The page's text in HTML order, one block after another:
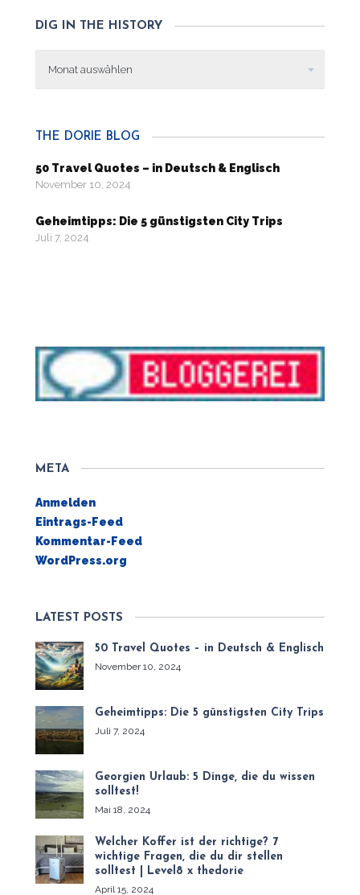
DIG IN THE HISTORY
THE DORIE BLOG
50 Travel Quotes – in Deutsch & Englisch
November 10, 2024
Geheimtipps: Die 5 günstigsten City Trips
Juli 7, 2024
META
Anmelden
Eintrags-Feed
Kommentar-Feed
WordPress.org
LATEST POSTS
50 Travel Quotes – in Deutsch & Englisch
November 10, 2024
Geheimtipps: Die 5 günstigsten City Trips
Juli 7, 2024
Georgien Urlaub: 5 Dinge, die du wissen
solltest!
Mai 18, 2024
Welcher Koffer ist der richtige? 7
wichtige Fragen, die du dir stellen
solltest | Level8 x thedorie
April 15, 2024